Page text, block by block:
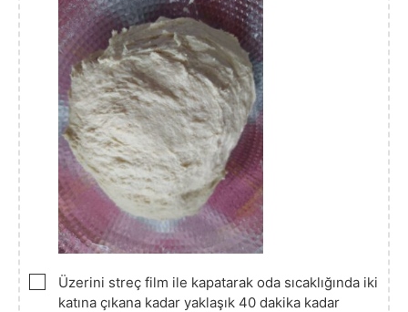
▢
Üzerini streç film ile kapatarak oda sıcaklığında iki
katına çıkana kadar yaklaşık 40 dakika kadar